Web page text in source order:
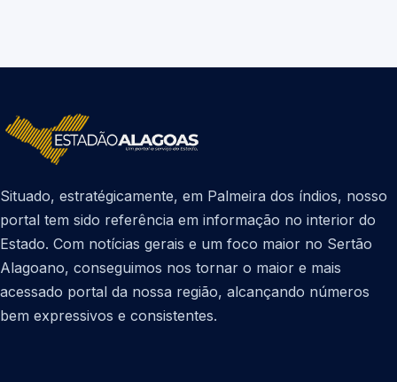
Situado, estratégicamente, em Palmeira dos índios, nosso
portal tem sido referência em informação no interior do
Estado. Com notícias gerais e um foco maior no Sertão
Alagoano, conseguimos nos tornar o maior e mais
acessado portal da nossa região, alcançando números
bem expressivos e consistentes.